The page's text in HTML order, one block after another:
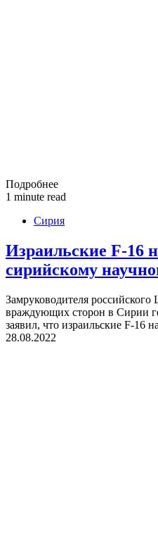
Подробнее
1 minute read
Сирия
Израильские F-16
сирийскому
Замруководителя
враждующих сторон в Сирии
заявил, что израильские F-16
28.08.2022